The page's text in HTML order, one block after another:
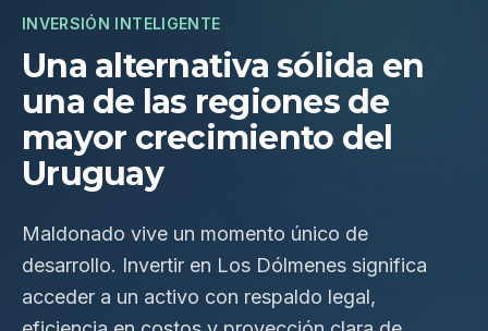
INVERSIÓN INTELIGENTE
Una alternativa sólida en
una de las regiones de
mayor crecimiento del
Uruguay
Maldonado vive un momento único de
desarrollo. Invertir en Los Dólmenes significa
acceder a un activo con respaldo legal,